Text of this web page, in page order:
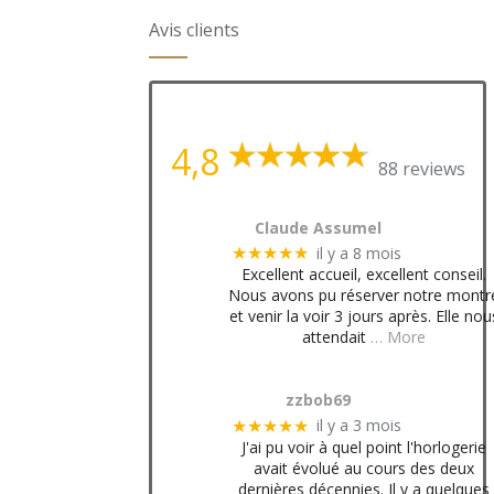
Avis clients
4,8 88 reviews
Claude Assumel
★★★★★ il y a 8 mois
Excellent accueil, excellent conseil.
Nous avons pu réserver notre
et venir la voir 3 jours après. Elle
attendait … More
zzbob69
★★★★★ il y a 3 mois
J'ai pu voir à quel point l'horlogerie
avait évolué au cours des deux
dernières décennies. Il y a quelques